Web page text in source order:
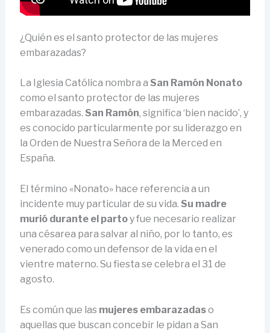
¿Quién es el santo protector de las mujeres
embarazadas?
La Iglesia Católica nombra a San Ramón Nonato
como el santo protector de las mujeres
embarazadas. San Ramón, significa ‘bien nacido’, y
es conocido particularmente por su liderazgo en
la Orden de Nuestra Señora de la Merced en
España.
El término «Nonato» hace referencia a un
incidente muy particular de su vida. Su madre
murió durante el partoy fue necesario realizar
una césarea para salvar al niño, por lo tanto, es
venerado como un defensor de la vida en el
vientre materno. Su fiesta se celebra el 31 de
agosto.
Es común que las mujeres embarazadaso
aquellas que buscan concebir le pidan a San